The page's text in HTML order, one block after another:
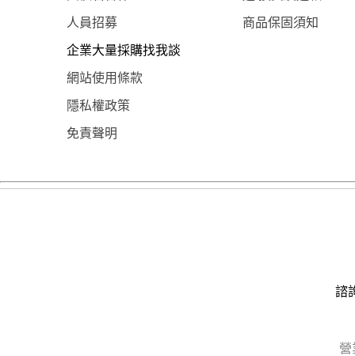
人員招募 商品保固須知
企業大量採購找我談
網站使用條款
隱私權政策
免責聲明
諮
營